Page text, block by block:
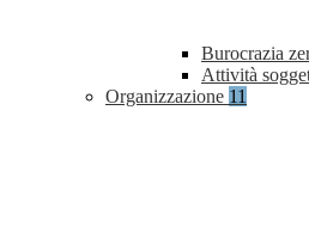
Burocrazia
Attività
Organizzazione 11